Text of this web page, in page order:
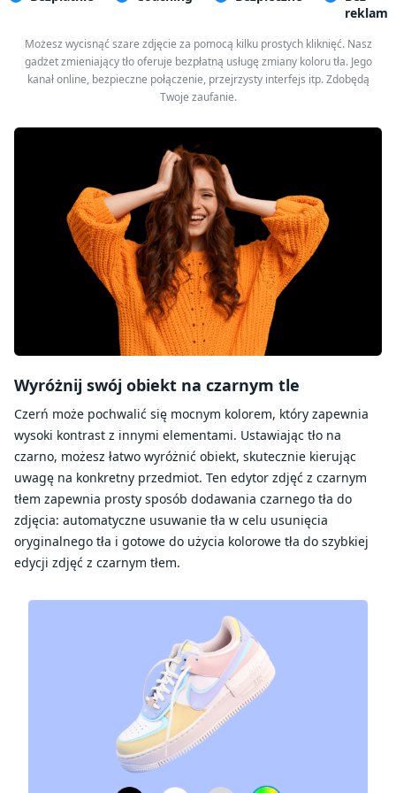
reklam
Możesz wycisnąć szare zdjęcie za pomocą kilku prostych kliknięć. Nasz
gadżet zmieniający tło oferuje bezpłatną usługę zmiany koloru tła. Jego
kanał online, bezpieczne połączenie, przejrzysty interfejs itp. Zdobędą
Twoje zaufanie.
Wyróżnij swój obiekt na czarnym tle
Czerń może pochwalić się mocnym kolorem, który zapewnia
wysoki kontrast z innymi elementami. Ustawiając tło na
czarno, możesz łatwo wyróżnić obiekt, skutecznie kierując
uwagę na konkretny przedmiot. Ten edytor zdjęć z czarnym
tłem zapewnia prosty sposób dodawania czarnego tła do
zdjęcia: automatyczne usuwanie tła w celu usunięcia
oryginalnego tła i gotowe do użycia kolorowe tła do szybkiej
edycji zdjęć z czarnym tłem.